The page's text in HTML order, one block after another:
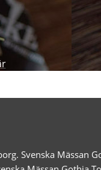
Svenska Mässan